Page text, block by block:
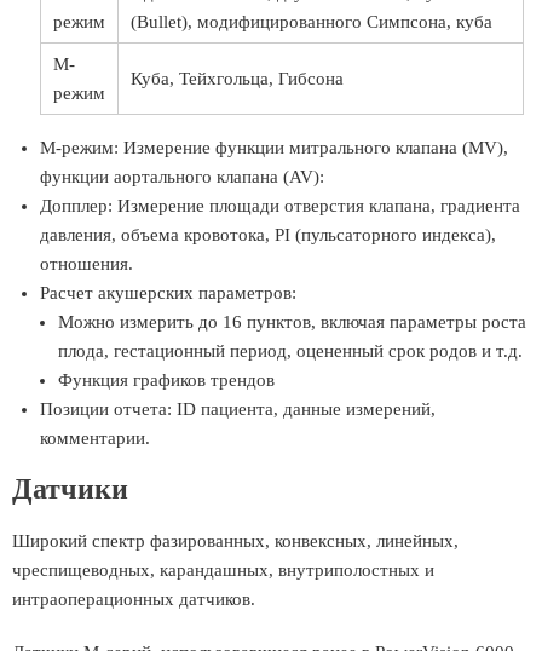
режим
(Bullet), модифицированного Симпсона, куба
М-
режим
Куба, Тейхгольца, Гибсона
М-режим: Измерение функции митрального клапана (MV),
функции аортального клапана (AV):
Допплер: Измерение площади отверстия клапана, градиента
давления, объема кровотока, PI (пульсаторного индекса),
отношения.
Расчет акушерских параметров:
Можно измерить до 16 пунктов, включая параметры роста
плода, гестационный период, оцененный срок родов и т.д.
Функция графиков трендов
Позиции отчета: ID пациента, данные измерений,
комментарии.
Датчики
Широкий спектр фазированных, конвексных, линейных,
чреспищеводных, карандашных, внутриполостных и
интраоперационных датчиков.